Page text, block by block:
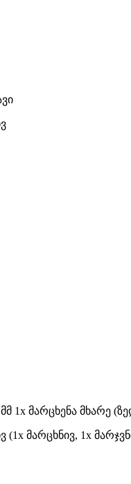
1x მარცხენა მხარე
მარცხნივ, 1x